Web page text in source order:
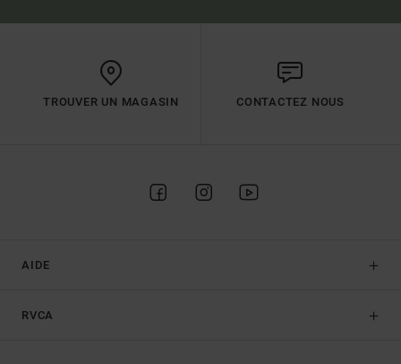
TROUVER UN MAGASIN CONTACTEZ NOUS
AIDE
RVCA